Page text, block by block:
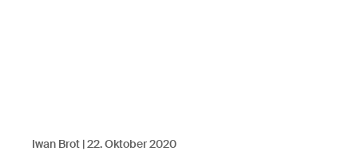
Iwan Brot 22. Oktober 2020